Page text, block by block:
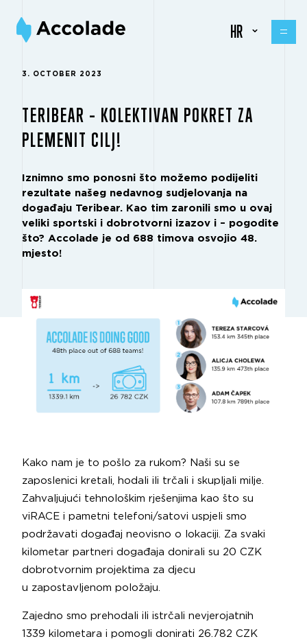
HR
3. OCTOBER 2023
TERIBEAR – KOLEKTIVAN POKRET ZA
PLEMENIT CILJ!
Iznimno smo ponosni što možemo podijeliti
rezultate našeg nedavnog sudjelovanja na
događaju Teribear. Kao tim zaronili smo u ovaj
veliki sportski i dobrotvorni izazov i – pogodite
što? Accolade je od 688 timova osvojio 48.
mjesto!
Kako nam je to pošlo za rukom? Naši su se
zaposlenici kretali, hodali ili trčali i skupljali milje.
Zahvaljujući tehnološkim rješenjima kao što su
viRACE i pametni telefoni/satovi uspjeli smo
podržavati događaj neovisno o lokaciji. Za svaki
kilometar partneri događaja donirali su 20 CZK
dobrotvornim projektima za djecu
u zapostavljenom položaju.
Zajedno smo prehodali ili istrčali nevjerojatnih
1339 kilometara i pomogli donirati 26.782 CZK